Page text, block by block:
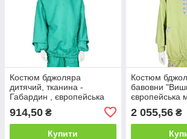
Костюм бджоляра
дитячий, тканина -
Габардин , європейська
914,50 ₴
Купити
Костюм
бавовни
європейська
2 055,56₴